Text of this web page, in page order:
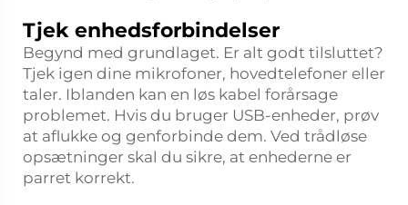
Tjek enhedsforbindelser
Begynd med grundlaget. Er alt godt tilsluttet?
Tjek igen dine mikrofoner, hovedtelefoner eller
taler. Iblanden kan en løs kabel forårsage
problemet. Hvis du bruger USB-enheder, prøv
at aflukke og genforbinde dem. Ved trådløse
opsætninger skal du sikre, at enhederne er
parret korrekt.